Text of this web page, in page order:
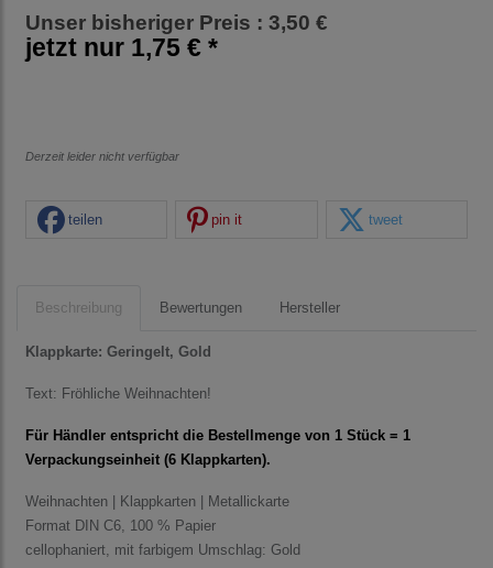
Unser bisheriger Preis : 3,50 €
jetzt nur 1,75 € *
Derzeit leider nicht verfügbar
teilen pin it tweet
Beschreibung Bewertungen Hersteller
Klappkarte: Geringelt, Gold
Text: Fröhliche Weihnachten!
Für Händler entspricht die Bestellmenge von 1 Stück = 1
Verpackungseinheit (6 Klappkarten).
Weihnachten | Klappkarten | Metallickarte
Format DIN C6, 100 % Papier
cellophaniert, mit farbigem Umschlag: Gold